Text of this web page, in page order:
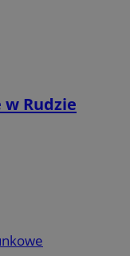
Rudzie